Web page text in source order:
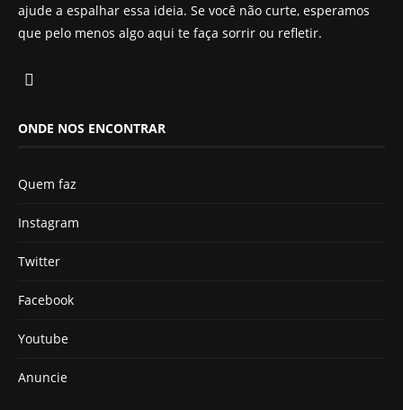
ajude a espalhar essa ideia. Se você não curte, esperamos
que pelo menos algo aqui te faça sorrir ou refletir.
ONDE NOS ENCONTRAR
Quem faz
Instagram
Twitter
Facebook
Youtube
Anuncie